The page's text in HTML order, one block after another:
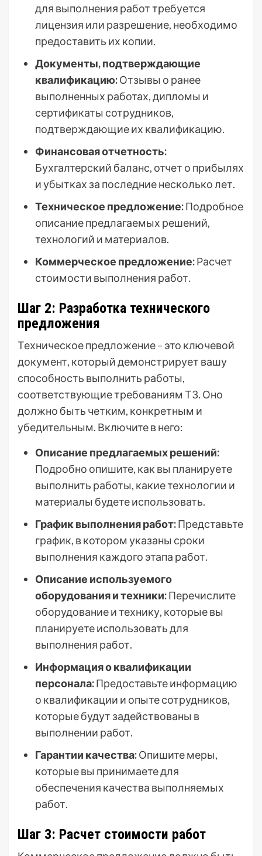
для выполнения работ требуется
лицензия или разрешение, необходимо
предоставить их копии.
Документы, подтверждающие
квалификацию:Отзывы о ранее
выполненных работах, дипломы и
сертификаты сотрудников,
подтверждающие их квалификацию.
Финансовая отчетность:
Бухгалтерский баланс, отчет о прибылях
и убытках за последние несколько лет.
Техническое предложение:Подробное
описание предлагаемых решений,
технологий и материалов.
Коммерческое предложение:Расчет
стоимости выполнения работ.
Шаг 2: Разработка технического
предложения
Техническое предложение – это ключевой
документ, который демонстрирует вашу
способность выполнить работы,
соответствующие требованиям ТЗ. Оно
должно быть четким, конкретным и
убедительным. Включите в него:
Описание предлагаемых решений:
Подробно опишите, как вы планируете
выполнить работы, какие технологии и
материалы будете использовать.
График выполнения работ:Представьте
график, в котором указаны сроки
выполнения каждого этапа работ.
Описание используемого
оборудования и техники:Перечислите
оборудование и технику, которые вы
планируете использовать для
выполнения работ.
Информация о квалификации
персонала:Предоставьте информацию
о квалификации и опыте сотрудников,
которые будут задействованы в
выполнении работ.
Гарантии качества:Опишите меры,
которые вы принимаете для
обеспечения качества выполняемых
работ.
Шаг 3: Расчет стоимости работ